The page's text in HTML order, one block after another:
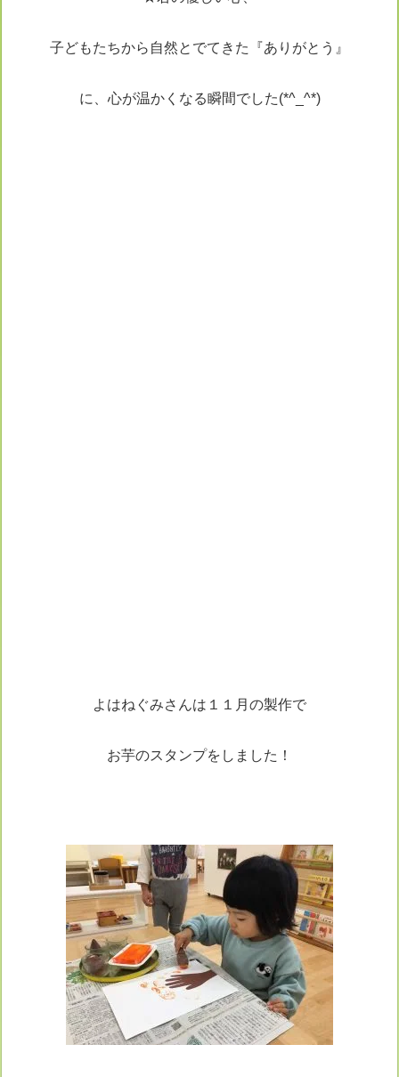
子どもたちから自然とでてきた『ありがとう』
に、心が温かくなる瞬間でした(*^_^*)
よはねぐみさんは１１月の製作で
お芋のスタンプをしました！